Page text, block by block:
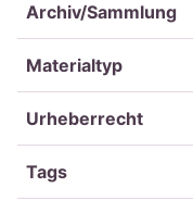
Archiv/Sammlung
Materialtyp
Urheberrecht
Tags